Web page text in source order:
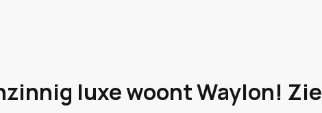
luxe woont Waylon! Zie